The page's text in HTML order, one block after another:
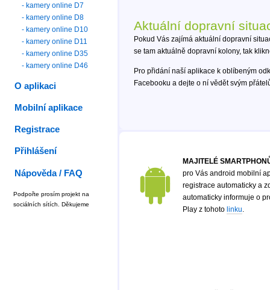
Aktuální dopravní
Pokud Vás zajímá aktuální dopravní
se tam aktuálně dopravní kolony, tak
Pro přidání naší aplikace k oblíbeným
Facebooku a dejte o ní vědět svým
MAJITELÉ
pro Vás android mobilní
registrace automaticky a
automaticky informuje o
Play z tohoto linku
- kamery online D7
- kamery online D8
- kamery online D10
- kamery online D11
- kamery online D35
- kamery online D46
O aplikaci
Mobilní aplikace
Registrace
Přihlášení
Nápověda / FAQ
Podpořte prosím projekt na
sociálních sítích. Děkujeme